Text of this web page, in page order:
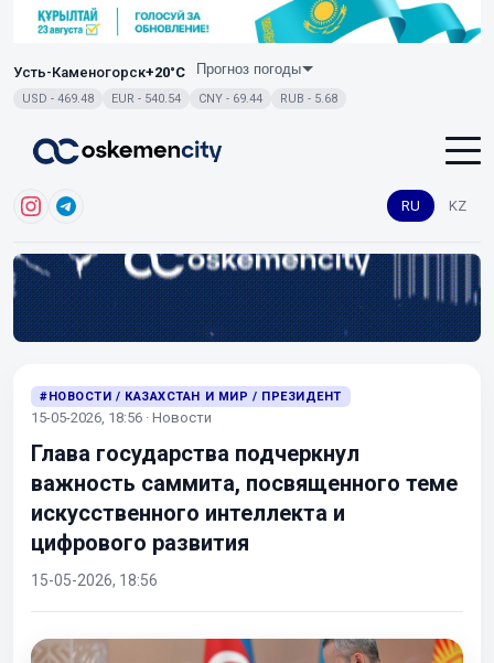
Усть-Каменогорск+20°C Прогноз погоды
USD - 469.48 EUR - 540.54 CNY - 69.44 RUB - 5.68
RU KZ
#НОВОСТИ / КАЗАХСТАН И МИР / ПРЕЗИДЕНТ
15-05-2026, 18:56 · Новости
Глава государства подчеркнул
важность саммита, посвященного теме
искусственного интеллекта и
цифрового развития
15-05-2026, 18:56